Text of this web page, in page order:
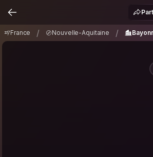
Nouvelle-Aquitaine /
France / Nouvelle-Aquitaine /